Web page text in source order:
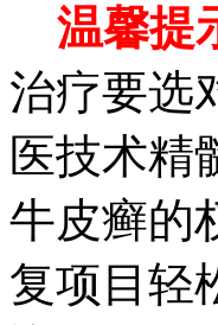
温馨提
治疗要选
医技术精
牛皮癣的
复项目轻